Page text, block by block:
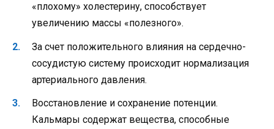
«плохому» холестерину, способствует
увеличению массы «полезного».
За счет положительного влияния на сердечно-
сосудистую систему происходит нормализация
артериального давления.
Восстановление и сохранение потенции.
Кальмары содержат вещества, способные